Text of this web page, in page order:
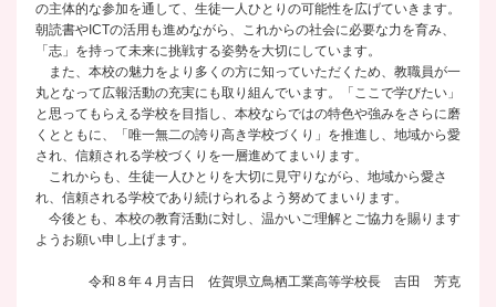
の主体的な参加を通して、生徒一人ひとりの可能性を広げていきます。
朝読書やICTの活用も進めながら、これからの社会に必要な力を育み、
「志」を持って未来に挑戦する姿勢を大切にしています。
また、本校の魅力をより多くの方に知っていただくため、教職員が一
丸となって広報活動の充実にも取り組んでいます。「ここで学びたい」
と思ってもらえる学校を目指し、本校ならではの特色や強みをさらに磨
くとともに、「唯一無二の誇り高き学校づくり」を推進し、地域から愛
され、信頼される学校づくりを一層進めてまいります。
これからも、生徒一人ひとりを大切に見守りながら、地域から愛さ
れ、信頼される学校であり続けられるよう努めてまいります。
今後とも、本校の教育活動に対し、温かいご理解とご協力を賜ります
ようお願い申し上げます。
令和８年４月吉日 佐賀県立鳥栖工業高等学校長 吉田 芳克